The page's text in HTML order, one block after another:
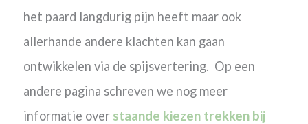
het paard langdurig pijn heeft maar ook
allerhande andere klachten kan gaan
ontwikkelen via de spijsvertering. Op een
andere pagina schreven we nog meer
informatie over staande kiezen trekken bij